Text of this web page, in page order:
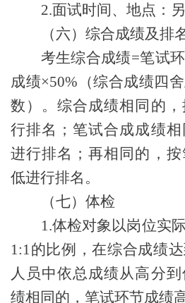
2.面试时间、地点：另
（六）综合成绩及排
考生综合成绩=笔试
成绩×50%（综合成绩四
数）。综合成绩相同的
行排名；笔试合成成绩
进行排名；再相同的，
低进行排名。
（七）体检
1.体检对象以岗位实
1:1的比例，在综合成绩
人员中依总成绩从高分
绩相同的，笔试环节成绩